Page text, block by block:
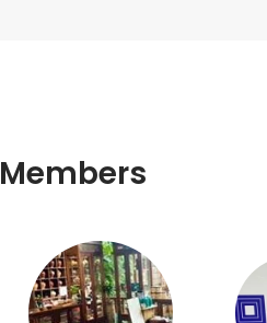
Members